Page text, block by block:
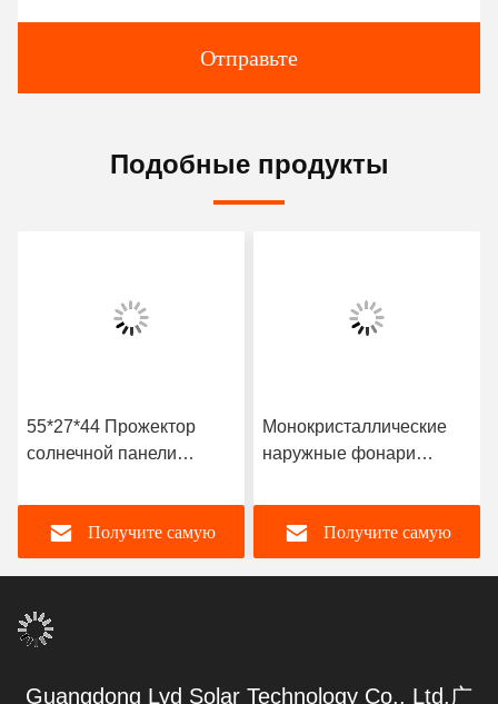
Отправьте
Подобные продукты
55*27*44 Прожектор
солнечной панели
Получите самую
Монокристаллические
наружные фонари
солнечной энергии
Получите самую
Guangdong Lyd Solar Technology Co., Ltd.广